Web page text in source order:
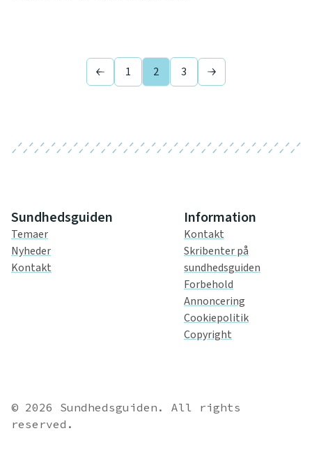
Previous page
1 2 3 Next page
Sundhedsguiden
Temaer
Nyheder
Kontakt
Information
Kontakt
Skribenter på
sundhedsguiden
Forbehold
Annoncering
Cookiepolitik
Copyright
© 2026 Sundhedsguiden. All rights
reserved.